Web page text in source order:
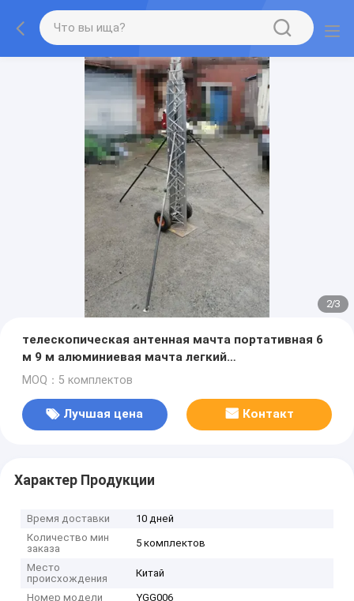
2/3
телескопическая антенная мачта портативная 6
м 9 м алюминиевая мачта легкий
телескопический столб ручной подъем или
MOQ：5 комплектов
Лучшая цена Контакт
Характер Продукции
Время доставки
10 дней
Количество мин
заказа
5 комплектов
Место
происхождения
Китай
Номер модели
YGG006